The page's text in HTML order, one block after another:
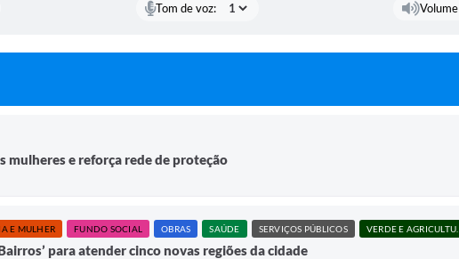
Tom de voz: Volume
mulheres e reforça rede de proteção
E MULHER FUNDO SOCIAL OBRAS SAÚDE SERVIÇOS PÚBLICOS
para atender cinco novas regiões da cidade